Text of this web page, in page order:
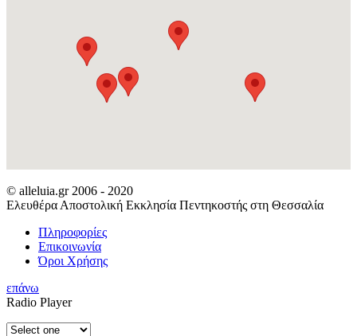
© alleluia.gr 2006 - 2020
Ελευθέρα Αποστολική Εκκλησία Πεντηκοστής στη Θεσσαλία
Πληροφορίες
Επικοινωνία
Όροι Χρήσης
επάνω
Radio Player